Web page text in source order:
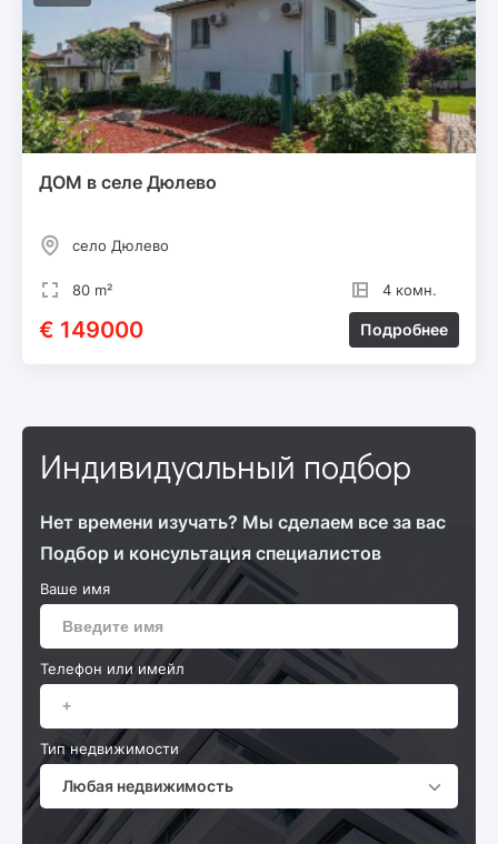
ДОМ в селе Дюлево
село Дюлево
80 m² 4 комн.
€ 149000 Подробнее
Индивидуальный подбор
Нет времени изучать? Мы сделаем все за вас
Подбор и консультация специалистов
Ваше имя
Телефон или имейл
Тип недвижимости
Любая недвижимость